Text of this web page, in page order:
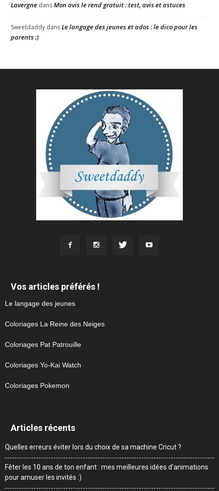
Lavergne dansMon avis le rend gratuit : test, avis et astuces
Sweetdaddy dansLe langage des jeunes et ados : le dico pour les
parents :)
Vos articles préférés !
Le langage des jeunes
Coloriages La Reine des Neiges
Coloriages Pat Patrouille
Coloriages Yo-Kai Watch
Coloriages Pokemon
Articles récents
Quelles erreurs éviter lors du choix de sa machine Cricut ?
Fêter les 10 ans de ton enfant : mes meilleures idées d’animations
pour amuser les invités :)